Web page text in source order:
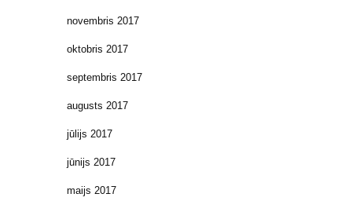
novembris 2017
oktobris 2017
septembris 2017
augusts 2017
jūlijs 2017
jūnijs 2017
maijs 2017